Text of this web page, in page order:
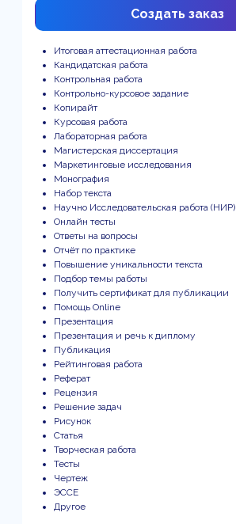
Создать заказ
Итоговая аттестационная работа
Кандидатская работа
Контрольная работа
Контрольно-курсовое задание
Копирайт
Курсовая работа
Лабораторная работа
Магистерская диссертация
Маркетинговые исследования
Монография
Набор текста
Научно Исследовательская работа (НИР)
Онлайн тесты
Ответы на вопросы
Отчёт по практике
Повышение уникальности текста
Подбор темы работы
Получить сертификат для публикации
Помощь Online
Презентация
Презентация и речь к диплому
Публикация
Рейтинговая работа
Реферат
Рецензия
Решение задач
Рисунок
Статья
Творческая работа
Тесты
Чертеж
ЭССЕ
Другое